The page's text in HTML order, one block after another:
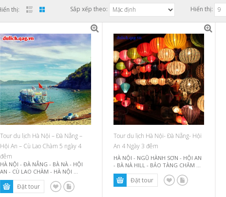
thị: Sắp xếp theo: Hiển thị:
Tour du lịch Hà Nội – Đà Nẵng –
Hội An – Cù Lao Chàm 5 ngày 4
đêm
HÀ NỘI - ĐÀ NẴNG - BÀ NÀ - HỘI
AN - CÙ LAO CHÀM - HÀ NỘI ...
Tour du lịch Hà Nội- Đà Nẵng- Hội
An 4 Ngày 3 đêm
HÀ NỘI - NGŨ HÀNH SƠN - HỘI AN
- BÀ NÀ HILL - BẢO TÀNG CHĂM ...